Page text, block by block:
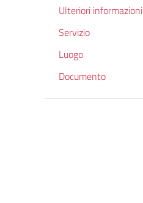
Ulteriori informazioni
Servizio
Luogo
Documento